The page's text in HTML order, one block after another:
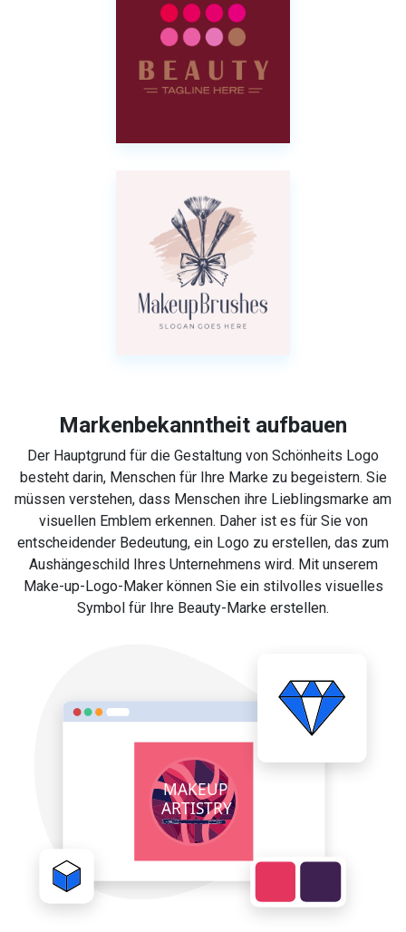
Markenbekanntheit aufbauen
Der Hauptgrund für die Gestaltung von Schönheits Logo
besteht darin, Menschen für Ihre Marke zu begeistern. Sie
müssen verstehen, dass Menschen ihre Lieblingsmarke am
visuellen Emblem erkennen. Daher ist es für Sie von
entscheidender Bedeutung, ein Logo zu erstellen, das zum
Aushängeschild Ihres Unternehmens wird. Mit unserem
Make-up-Logo-Maker können Sie ein stilvolles visuelles
Symbol für Ihre Beauty-Marke erstellen.